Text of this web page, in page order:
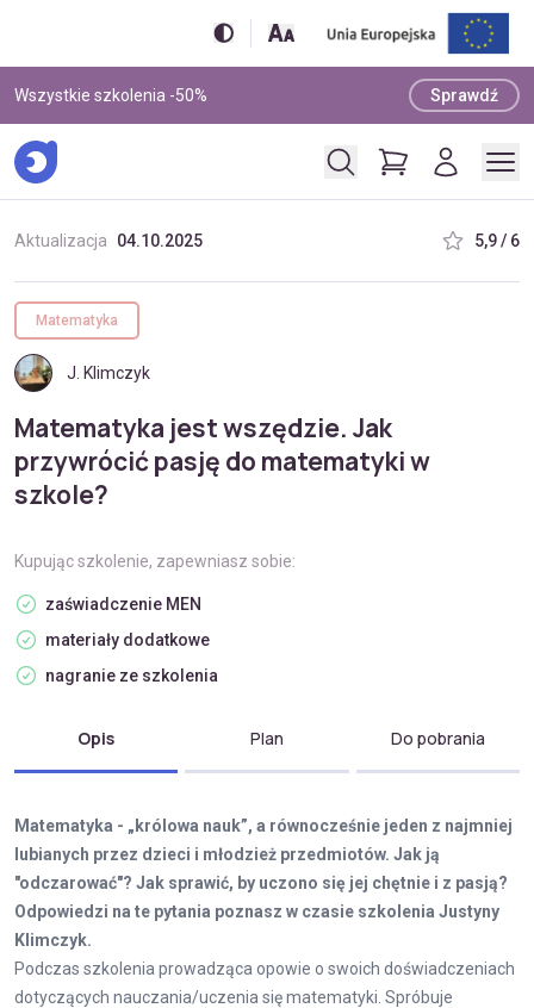
Wszystkie szkolenia -50% Sprawdź
Aktualizacja 04.10.2025 5,9 / 6
J. Klimczyk
Matematyka
Matematyka jest wszędzie. Jak
przywrócić pasję do matematyki w
szkole?
Kupując szkolenie, zapewniasz sobie:
zaświadczenie MEN
materiały dodatkowe
nagranie ze szkolenia
Opis Plan Do pobrania
Matematyka - „królowa nauk”, a równocześnie jeden z najmniej
lubianych przez dzieci i młodzież przedmiotów. Jak ją
"odczarować"? Jak sprawić, by uczono się jej chętnie i z pasją?
Odpowiedzi na te pytania poznasz w czasie szkolenia Justyny
Klimczyk.
Podczas szkolenia prowadząca opowie o swoich doświadczeniach
dotyczących nauczania/uczenia się matematyki. Spróbuje